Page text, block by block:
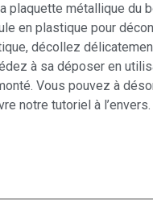
plaquette métallique du
en plastique pour
décollez
à sa déposer en
Vous pouvez à
notre tutoriel à l’envers.